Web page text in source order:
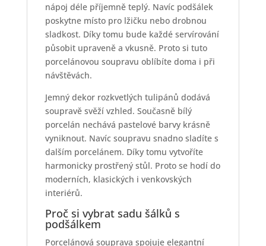
nápoj déle příjemně teplý. Navíc podšálek
poskytne místo pro lžičku nebo drobnou
sladkost. Díky tomu bude každé servírování
působit upraveně a vkusně. Proto si tuto
porcelánovou soupravu oblíbíte doma i při
návštěvách.
Jemný dekor rozkvetlých tulipánů dodává
soupravě svěží vzhled. Současně bílý
porcelán nechává pastelové barvy krásně
vyniknout. Navíc soupravu snadno sladíte s
dalším porcelánem. Díky tomu vytvoříte
harmonicky prostřený stůl. Proto se hodí do
moderních, klasických i venkovských
interiérů.
Proč si vybrat sadu šálků s
podšálkem
Porcelánová souprava spojuje elegantní